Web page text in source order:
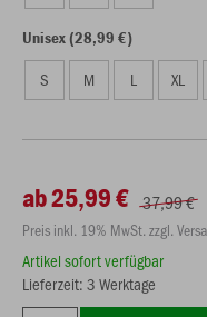
Unisex (28,99 €)
S M L XL
ab 25,99 € 37,99 €
Preis inkl. 19% MwSt. zzgl.
Artikel sofort verfügbar
Lieferzeit: 3 Werktage